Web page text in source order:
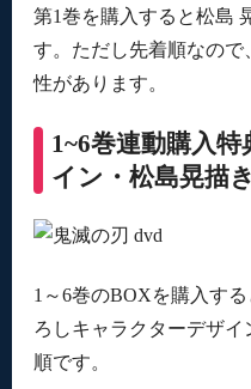
第1巻を購入すると松島
す。ただし先着順なの
性があります。
1~6巻連動購入
イン・松島晃描
1～6巻のBOXを購入す
ろしキャラクターデザ
順です。